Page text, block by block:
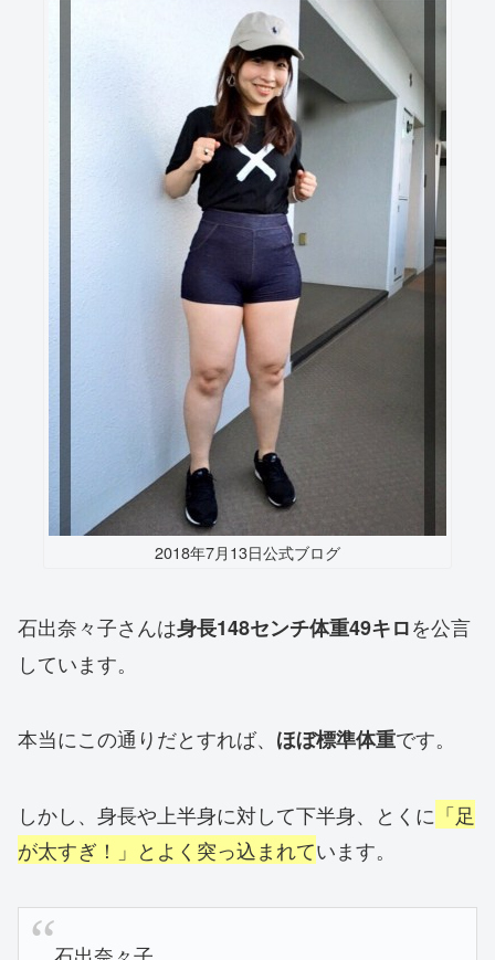
2018年7月13日公式ブログ
石出奈々子さんは身長148センチ体重49キロを公言
しています。
本当にこの通りだとすれば、 ほぼ標準体重です。
しかし、身長や上半身に対して下半身、とくに 「足
が太すぎ！」とよく突っ込まれています。
石出奈々子